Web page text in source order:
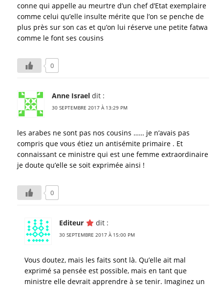
conne qui appelle au meurtre d’un chef d’Etat exemplaire
comme celui qu’elle insulte mérite que l’on se penche de
plus près sur son cas et qu’on lui réserve une petite fatwa
comme le font ses cousins
0
Anne Israel dit :
30 SEPTEMBRE 2017 À 13:29 PM
les arabes ne sont pas nos cousins …… je n’avais pas
compris que vous étiez un antisémite primaire . Et
connaissant ce ministre qui est une femme extraordinaire
je doute qu’elle se soit exprimée ainsi !
0
Editeur dit :
30 SEPTEMBRE 2017 À 15:00 PM
Vous doutez, mais les faits sont là. Qu’elle ait mal
exprimé sa pensée est possible, mais en tant que
ministre elle devrait apprendre à se tenir. Imaginez un